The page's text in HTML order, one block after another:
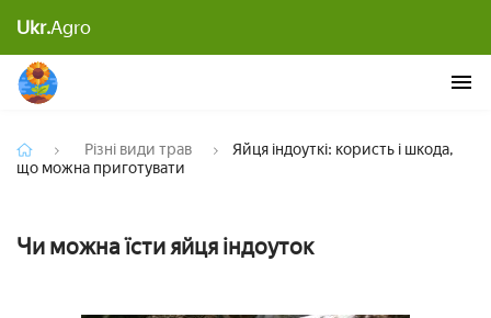
Ukr.Agroприготувати
Різні види трав
Яйця індоуткі: користь і шкода,
що можна приготувати
Чи можна їсти яйця індоуток